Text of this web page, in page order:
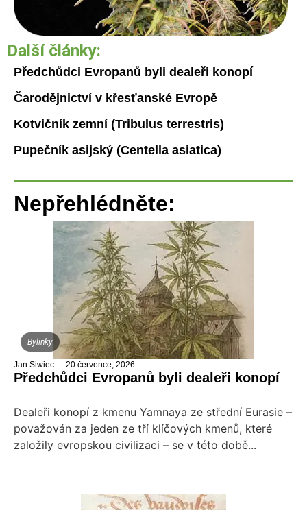
Další články:
Předchůdci Evropanů byli dealeři konopí
Čarodějnictví v křesťanské Evropě
Kotvičník zemní (Tribulus terrestris)
Pupečník asijský (Centella asiatica)
Nepřehlédněte:
Bylinky
Jan Siwiec 20 července, 2026
Předchůdci Evropanů byli dealeři konopí
Dealeři konopí z kmenu Yamnaya ze střední Eurasie –
považován za jeden ze tří klíčových kmenů, které
založily evropskou civilizaci – se v této době...